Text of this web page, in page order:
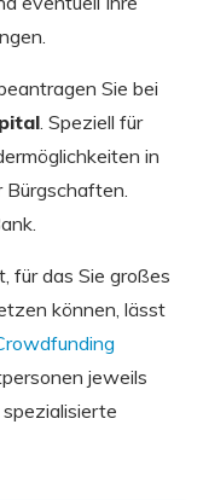
Sie bei
. Speziell für
in
für das Sie großes
können, lässt
jeweils